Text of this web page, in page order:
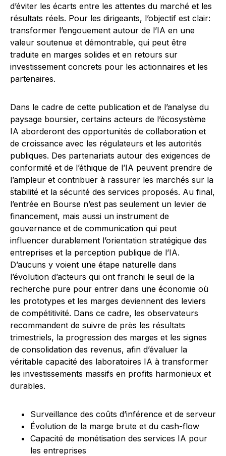
d’éviter les écarts entre les attentes du marché et les
résultats réels. Pour les dirigeants, l’objectif est clair:
transformer l’engouement autour de l’IA en une
valeur soutenue et démontrable, qui peut être
traduite en marges solides et en retours sur
investissement concrets pour les actionnaires et les
partenaires.
Dans le cadre de cette publication et de l’analyse du
paysage boursier, certains acteurs de l’écosystème
IA aborderont des opportunités de collaboration et
de croissance avec les régulateurs et les autorités
publiques. Des partenariats autour des exigences de
conformité et de l’éthique de l’IA peuvent prendre de
l’ampleur et contribuer à rassurer les marchés sur la
stabilité et la sécurité des services proposés. Au final,
l’entrée en Bourse n’est pas seulement un levier de
financement, mais aussi un instrument de
gouvernance et de communication qui peut
influencer durablement l’orientation stratégique des
entreprises et la perception publique de l’IA.
D’aucuns y voient une étape naturelle dans
l’évolution d’acteurs qui ont franchi le seuil de la
recherche pure pour entrer dans une économie où
les prototypes et les marges deviennent des leviers
de compétitivité. Dans ce cadre, les observateurs
recommandent de suivre de près les résultats
trimestriels, la progression des marges et les signes
de consolidation des revenus, afin d’évaluer la
véritable capacité des laboratoires IA à transformer
les investissements massifs en profits harmonieux et
durables.
Surveillance des coûts d’inférence et de serveur
Évolution de la marge brute et du cash-flow
Capacité de monétisation des services IA pour
les entreprises